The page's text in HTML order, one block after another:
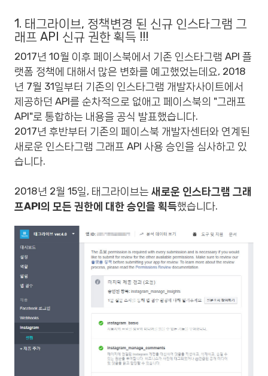
1. 태그라이브, 정책변경 된 신규 인스타그램 그
래프 API 신규 권한 획득 !!!
2017년 10월 이후 페이스북에서 기존 인스타그램 API 플
랫폼 정책에 대해서 많은 변화를 예고했었는데요, 2018
년 7월 31일부터 기존의 인스타그램 개발자사이트에서
제공하던 API를 순차적으로 없애고 페이스북의 "그래프
API"로 통합하는 내용을 공식 발표했습니다.
2017년 후반부터 기존의 페이스북 개발자센터와 연계된
새로운 인스타그램 그래프 API 사용 승인을 심사하고 있
습니다.
2018년 2월 15일, 태그라이브는 새로운 인스타그램 그래
프API의 모든 권한에 대한 승인을 획득했습니다.